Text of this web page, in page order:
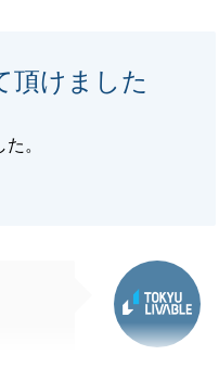
頂けました
。